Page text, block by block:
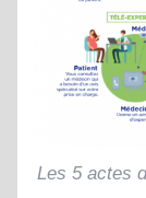
Les 5 actes